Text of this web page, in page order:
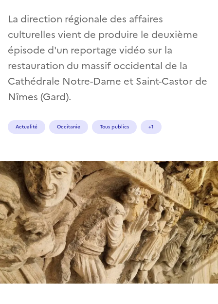
La direction régionale des affaires
culturelles vient de produire le deuxième
épisode d'un reportage vidéo sur la
restauration du massif occidental de la
Cathédrale Notre-Dame et Saint-Castor de
Nîmes (Gard).
Actualité Occitanie Tous publics +1